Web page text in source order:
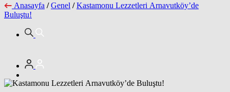
Anasayfa / Genel / Kastamonu Lezzetleri Arnavutköy’de
Buluştu!